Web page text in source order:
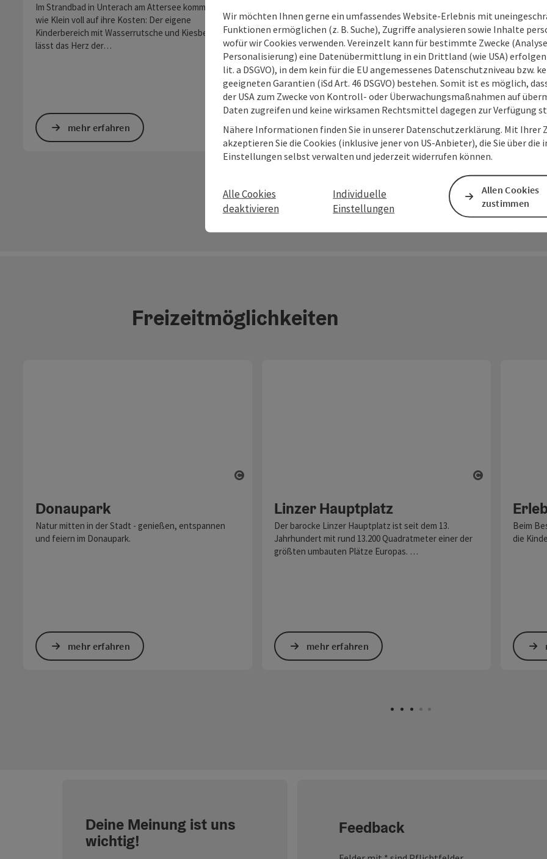
Im Strandbad in Unterach am Attersee kommen Groß
wie Klein voll auf ihre Kosten: Der eigene
Kinderbereich mit Wasserrutsche und Kiesbereich
lässt das Herz der…
mehr erfahren
am Attersee Das 45.000 m² große Areal in Litzlberg
bietet eine große Liegewiese mit vielen schattigen…
mehr erfahren
Ein
ist der
direkt in
Freizeitmöglichkeiten
Donaupark
Natur mitten in der Stadt - genießen, entspannen
und feiern im Donaupark.
mehr erfahren
Linzer Hauptplatz
Der barocke Linzer Hauptplatz ist seit dem 13.
Jahrhundert mit rund 13.200 Quadratmeter einer der
größten umbauten Plätze Europas. …
mehr erfahren
Beim
die
Deine Meinung ist uns
wichtig!
Feedback
Wir möchten Ihnen gerne ein umfassendes Website-Erlebnis mit
Funktionen ermöglichen (z. B. Suche), Zugriffe analysieren sowie Inhalte
wofür wir Cookies verwenden. Vereinzelt kann für bestimmte Zwecke
Personalisierung) eine Datenübermittlung in ein Drittland (wie USA) erfolgen
lit. a DSGVO), in dem kein für die EU angemessenes Datenschutzniveau bzw.
geeigneten Garantien (iSd Art. 46 DSGVO) bestehen. Somit ist es möglich,
der USA zum Zwecke von Kontroll- oder Überwachungsmaßnahmen auf
Daten zugreifen und keine wirksamen Rechtsmittel dagegen zur Verfügung
Nähere Informationen finden Sie in unserer Datenschutzerklärung. Mit Ihrer
akzeptieren Sie die Cookies (inklusive jener von US-Anbieter), die Sie über die
Einstellungen selbst verwalten und jederzeit widerrufen können.
Alle Cookies
deaktivieren
Individuelle
Einstellungen
Allen Cookies
zustimmen